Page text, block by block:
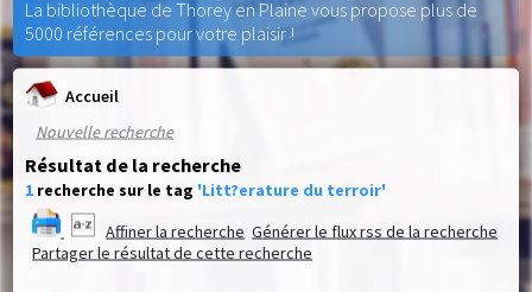
Accueil
Nouvelle recherche
Résultat de la recherche
1 recherche sur le tag 'Litt?erature du terroir'
Affiner la recherche Générer le flux rss de la recherche
Partager le résultat de cette recherche
La bibliothèque de Thorey en Plaine vous propose plus de
5000 références pour votre plaisir !